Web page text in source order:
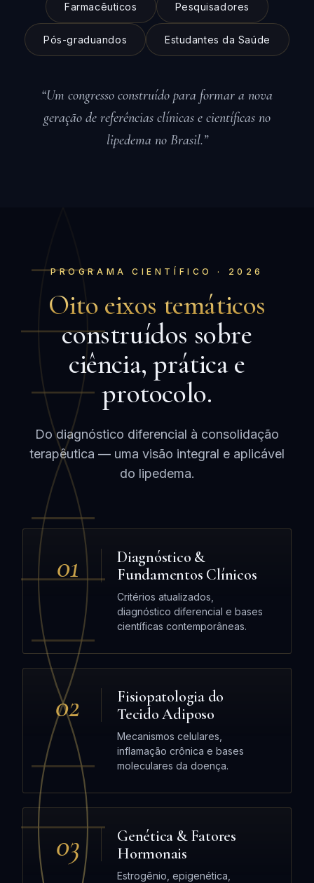
Farmacêuticos Pesquisadores
Pós-graduandos Estudantes da Saúde
“Um congresso construído para formar a nova
geração de referências clínicas e científicas no
lipedema no Brasil.”
PROGRAMA CIENTÍFICO · 2026
Oito eixos temáticos
construídos sobre
ciência, prática e
protocolo.
Do diagnóstico diferencial à consolidação
terapêutica — uma visão integral e aplicável
do lipedema.
01
Diagnóstico &
Fundamentos Clínicos
Critérios atualizados,
diagnóstico diferencial e bases
científicas contemporâneas.
02
Fisiopatologia do
Tecido Adiposo
Mecanismos celulares,
inflamação crônica e bases
moleculares da doença.
03
Genética & Fatores
Hormonais
Estrogênio, epigenética,